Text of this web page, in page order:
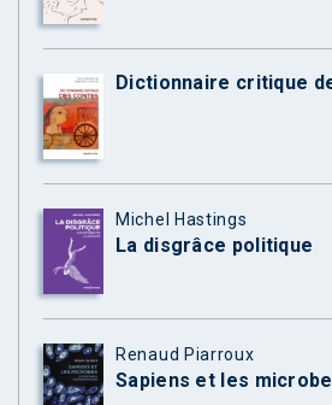
Dictionnaire critique
Michel Hastings
La disgrâce politique
Renaud Piarroux
Sapiens et les